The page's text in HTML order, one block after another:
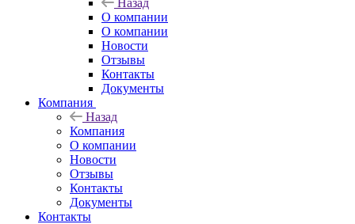
Назад
О компании
О компании
Новости
Отзывы
Контакты
Документы
Компания
Назад
Компания
О компании
Новости
Отзывы
Контакты
Документы
Контакты